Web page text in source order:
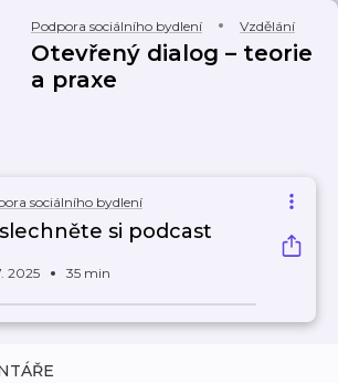
Podpora sociálního bydlení Vzdělání
Otevřený dialog – teorie
a praxe
sociálního bydlení
si podcast
2025 35 min